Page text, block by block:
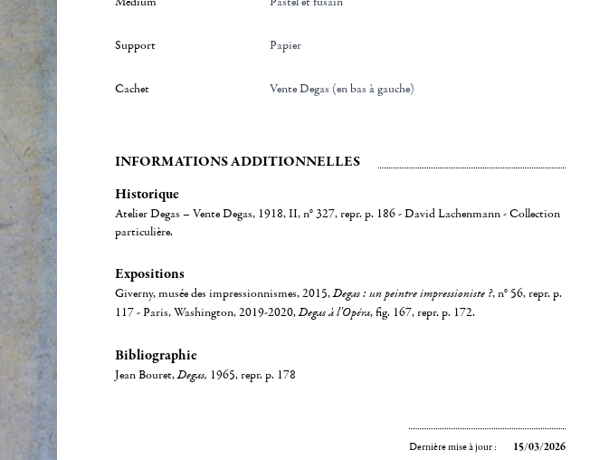
Support Papier
Cachet Vente Degas (en bas à gauche)
INFORMATIONS ADDITIONNELLES
Historique
Atelier Degas – Vente Degas, 1918, II, n° 327, repr. p. 186 - David Lachenmann - Collection
particulière.
Expositions
Giverny, musée des impressionnismes, 2015,Degas : un peintre impressioniste ?, n° 56, repr. p.
117 - Paris, Washington, 2019-2020,Degas à l'Opéra, fig. 167, repr. p. 172.
Bibliographie
Jean Bouret,Degas, 1965, repr. p. 178
Dernière mise à jour : 15/03/2026